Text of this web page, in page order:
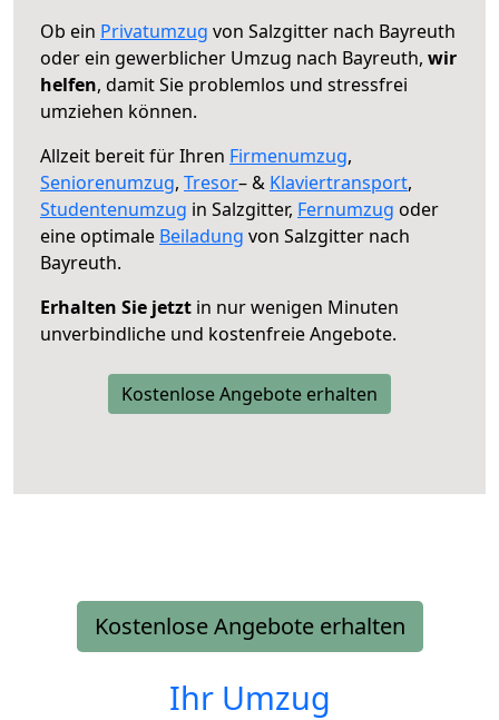
Ob ein Privatumzug von Salzgitter nach Bayreuth
oder ein gewerblicher Umzug nach Bayreuth, wir
helfen, damit Sie problemlos und stressfrei
umziehen können.
Allzeit bereit für Ihren Firmenumzug,
Seniorenumzug, Tresor– & Klaviertransport,
Studentenumzug in Salzgitter, Fernumzug oder
eine optimale Beiladung von Salzgitter nach
Bayreuth.
Erhalten Sie jetzt in nur wenigen Minuten
unverbindliche und kostenfreie Angebote.
Kostenlose Angebote erhalten
Kostenlose Angebote erhalten
Ihr Umzug